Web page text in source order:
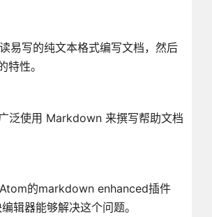
易写的纯文本格式编写文档，然后
特性。
泛使用 Markdown 来撰写帮助文档
的markdown enhanced插件
辑器能够解决这个问题。